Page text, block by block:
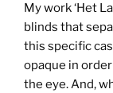
My work ‘Het
blinds that
this specific
opaque in
the eye. And,